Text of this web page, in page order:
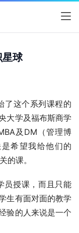
星球
了这个系列课程的
大学及福布斯商学
及DM（管理博
希望我给他们的
的课。
员授课，而且只能
生有面对面的教学
验的人来说是一个